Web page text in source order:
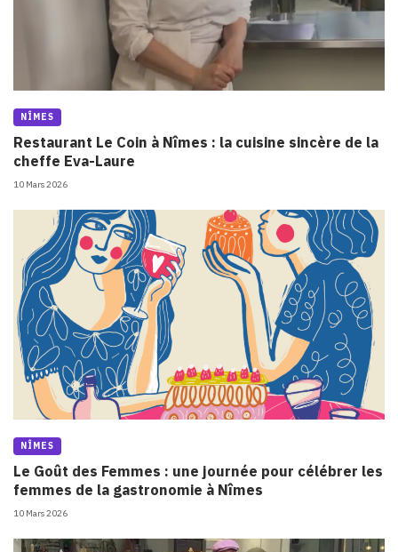
NÎMES
Restaurant Le Coin à Nîmes : la cuisine sincère de la
cheffe Eva-Laure
10 Mars 2026
NÎMES
Le Goût des Femmes : une journée pour célébrer les
femmes de la gastronomie à Nîmes
10 Mars 2026